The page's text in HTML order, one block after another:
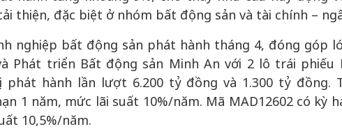
thiện, đặc biệt ở nhóm bất động sản và tài chính –
nghiệp bất động sản phát hành tháng 4, đóng góp
Phát triển Bất động sản Minh An với 2 lô trái phiếu
phát hành lần lượt 6.200 tỷ đồng và 1.300 tỷ đồng.
1 năm, mức lãi suất 10%/năm. Mã MAD12602 có kỳ
10,5%/năm.